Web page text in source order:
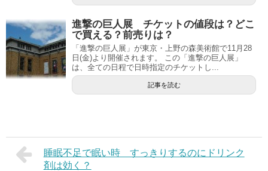
進撃の巨人展 チケットの値段は？どこ
で買える？前売りは？
「進撃の巨人展」が東京・上野の森美術館で11月28
日(金)より開催されます。 この「進撃の巨人展」
は、全ての日程で日時指定のチケットし...
記事を読む
睡眠不足で眠い時 すっきりするのにドリンク
剤は効く？